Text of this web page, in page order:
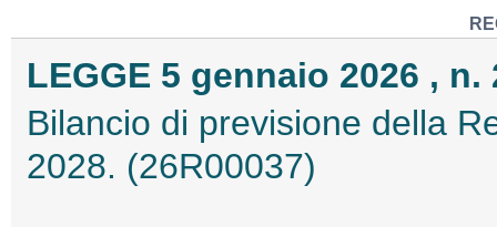
LEGGE 5 gennaio 2026 , n.
Bilancio di previsione della
2028. (26R00037)